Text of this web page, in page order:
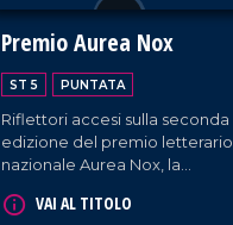
Premio Aurea Nox
ST 5 PUNTATA
Riflettori accesi sulla seconda
edizione del premio letterario
nazionale Aurea Nox, la
tenutasi a Chiaravalle Centrale
VAI AL TITOLO